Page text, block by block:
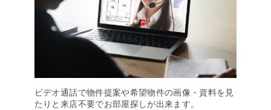
ビデオ通話で物件提案や希望物件の画像・資料を見
たりと来店不要でお部屋探しが出来ます。